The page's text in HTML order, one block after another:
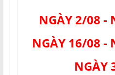
NGÀY 2/08 -
NGÀY 16/08 -
NGÀY